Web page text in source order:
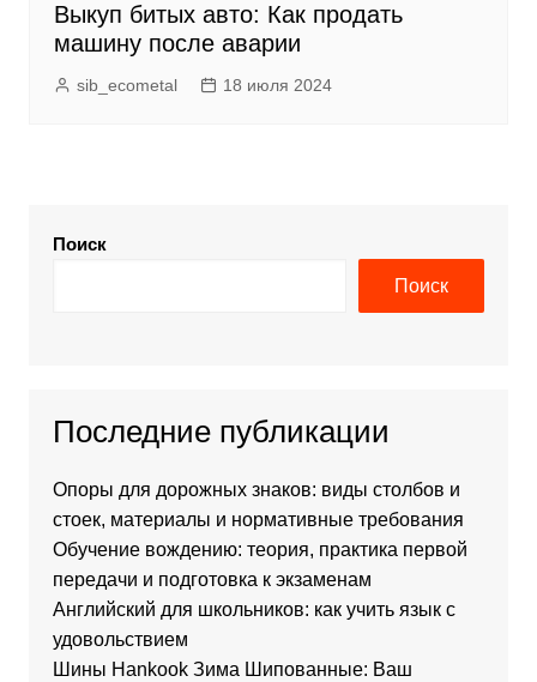
Выкуп битых авто: Как продать
машину после аварии
sib_ecometal 18 июля 2024
Поиск
Поиск
Последние публикации
Опоры для дорожных знаков: виды столбов и
стоек, материалы и нормативные требования
Обучение вождению: теория, практика первой
передачи и подготовка к экзаменам
Английский для школьников: как учить язык с
удовольствием
Шины Hankook Зима Шипованные: Ваш